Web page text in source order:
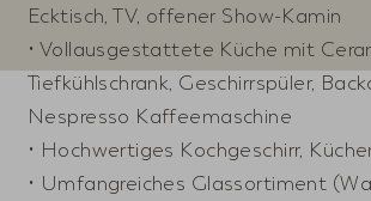
Ecktisch, TV, offener Show-Kamin
• Vollausgestattete Küche mit
Tiefkühlschrank, Geschirrspüler,
Nespresso Kaffeemaschine
• Hochwertiges Kochgeschirr,
• Umfangreiches Glassortiment